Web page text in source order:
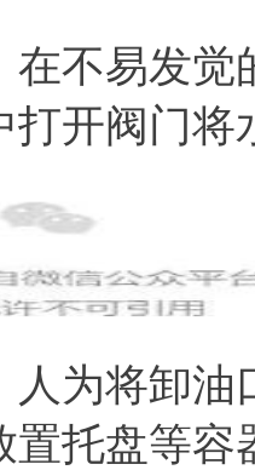
在不易发觉
打开阀门将
人为将卸油
置托盘等容